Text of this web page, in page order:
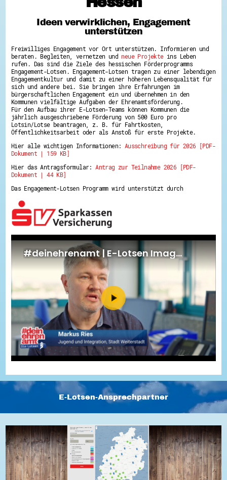
Hessen hilft Ukraine
Zeig uns dein Ehrenamt
Wettbewerb | Trikotwettbewerb
Wettbewerb | 80 Jahre Hessen - Engagement
mit Herz
8 Vereine x 80 Jahre x 1.000 €
Ausgezeichnete Projekte
Menschen des Respekts
SHARE IT: Teile deine Infos!
Gestalte dein Ehrenamt
Ehrenamts-Card Hessen
Engagement-Lotsen
Crowdfunding - Viele schaffen mehr
Ehrentag
Hessen engagiert - Digitale Themenabende
Kompetenznachweis Hessen
Service-Learning
Mach dich schlau
GEMA-Pakt
Di@-Lotsen in Hessen
Energiepreiskrise und Ehrenamt
Flüchtlingshilfe + Integration
Generationsübergreifend aktiv
Patenschaftsprojekte
Qualifizierung & Fortbildung
Stiftungen
Vereine, Spenden, Steuern - Gut zu Wissen
Versicherungsschutz
Wissenswertes rund um dein Ehrenamt
Zahlen, Daten, Fakten aus Hessen
Service
Suche
Downloads
Kontakt
Impressum
Barriere melden
Ideen verwirklichen, Engagement
unterstützen
Freiwilliges Engagement vor Ort unterstützen. Informieren und
beraten. Begleiten, vernetzen und neue Projekteins Leben
rufen. Das sind die Ziele des hessischen Förderprogramms
Engagement-Lotsen. Engagement-Lotsen tragen zu einer lebendigen
Engagementkultur und damit zu einer höheren Lebensqualität für
sich und andere bei. Sie bringen ihre Erfahrungen im
bürgerschaftlichen Engagement ein und übernehmen in den
Kommunen vielfältige Aufgaben der Ehrenamtsförderung.
Für den Aufbau ihrer E-Lotsen-Teams können Kommunen die
jährlich ausgeschriebene Förderung von 500 Euro pro
Lotsin/Lotse beantragen, z. B. für Fahrtkosten,
Öffentlichkeitsarbeit oder als Anstoß für erste Projekte.
Hier alle wichtigen Informationen: Ausschreibung für 2026 [PDF-
Dokument | 159 KB]
Hier das Antragsformular:Antrag zur Teilnahme 2026 [PDF-
Dokument | 44 KB]
Das Engagement-Lotsen Programm wird unterstützt durch
E-Lotsen-Ansprechpartner